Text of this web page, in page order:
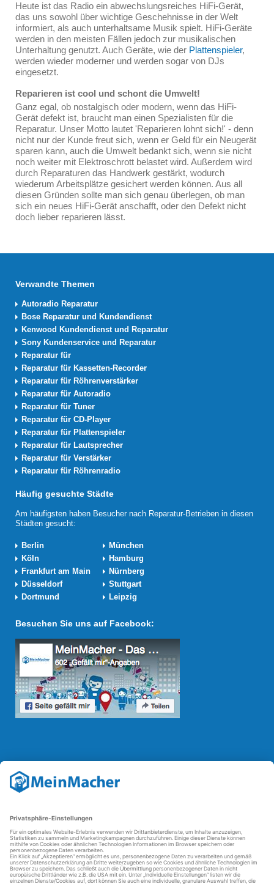
Heute ist das Radio ein abwechslungsreiches HiFi-Gerät,
das uns sowohl über wichtige Geschehnisse in der Welt
informiert, als auch unterhaltsame Musik spielt. HiFi-Geräte
werden in den meisten Fällen jedoch zur musikalischen
Unterhaltung genutzt. Auch Geräte, wie der Plattenspieler,
werden wieder moderner und werden sogar von DJs
eingesetzt.
Reparieren ist cool und schont die Umwelt!
Ganz egal, ob nostalgisch oder modern, wenn das HiFi-
Gerät defekt ist, braucht man einen Spezialisten für die
Reparatur. Unser Motto lautet 'Reparieren lohnt sich!' - denn
nicht nur der Kunde freut sich, wenn er Geld für ein Neugerät
sparen kann, auch die Umwelt bedankt sich, wenn sie nicht
noch weiter mit Elektroschrott belastet wird. Außerdem wird
durch Reparaturen das Handwerk gestärkt, wodurch
wiederum Arbeitsplätze gesichert werden können. Aus all
diesen Gründen sollte man sich genau überlegen, ob man
sich ein neues HiFi-Gerät anschafft, oder den Defekt nicht
doch lieber reparieren lässt.
Verwandte Themen
Autoradio Reparatur
Bose Reparatur und Kundendienst
Kenwood Kundendienst und Reparatur
Sony Kundenservice und Reparatur
Reparatur für
Reparatur für Kassetten-Recorder
Reparatur für Röhrenverstärker
Reparatur für Autoradio
Reparatur für Tuner
Reparatur für CD-Player
Reparatur für Plattenspieler
Reparatur für Lautsprecher
Reparatur für Verstärker
Reparatur für Röhrenradio
Häufig gesuchte Städte
Am häufigsten haben Besucher nach Reparatur-Betrieben in diesen
Städten gesucht:
Berlin
München
Köln
Hamburg
Frankfurt am Main
Nürnberg
Düsseldorf
Stuttgart
Dortmund
Leipzig
Besuchen Sie uns auf Facebook:
Reparatur Revolution
Mit derReparatur-Revolution
Reparaturbedingungen in Deutschland: Für Produkte, die sich gut
reparierenden Betriebe und des Reparatur-Know-hows in
Deutschland.
Weitere Informationen
FAQ - häufig gestellte Fragen
Partner werden